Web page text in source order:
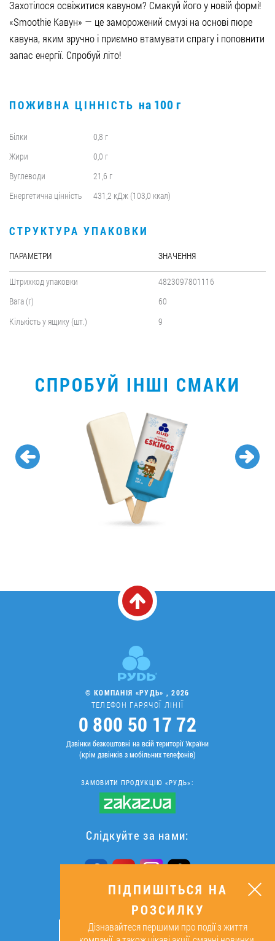
Захотілося освіжитися кавуном? Смакуй його у новій формі!
«Smoothie Кавун» — це заморожений смузі на основі пюре
кавуна, яким зручно і приємно втамувати спрагу і поповнити
запас енергії. Спробуй літо!
ПОЖИВНА ЦІННІСТЬ на 100 г
Білки
0,8 г
Жири
0,0 г
Вуглеводи
21,6 г
Енергетична цінність
431,2 кДж (103,0 ккал)
СТРУКТУРА УПАКОВКИ
ПАРАМЕТРИ ЗНАЧЕННЯ
Штрихкод упаковки
4823097801116
Вага (г)
60
Кількість у ящику (шт.)
9
СПРОБУЙ ІНШІ СМАКИ
© КОМПАНІЯ «РУДЬ» , 2026
ТЕЛЕФОН ГАРЯЧОЇ ЛІНІЇ
0 800 50 17 72
Дзвінки безкоштовні на всій території України
(крім дзвінків з мобільних телефонів)
ЗАМОВИТИ ПРОДУКЦІЮ «РУДЬ»:
Слідкуйте за нами:
ПІДПИШІТЬСЯ НА РОЗСИЛКУ
ОК
ПІДПИШІТЬСЯ НА
РОЗСИЛКУ
Дізнавайтеся першими про події з життя